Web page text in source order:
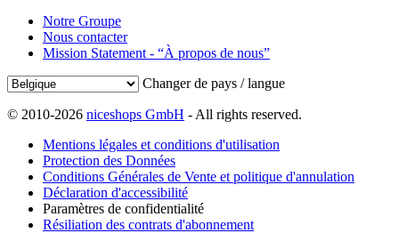
Notre Groupe
Nous contacter
Mission Statement - “À propos de nous”
Changer de pays / langue
© 2010-2026 niceshops GmbH - All rights reserved.
Mentions légales et conditions d'utilisation
Protection des Données
Conditions Générales de Vente et politique d'annulation
Déclaration d'accessibilité
Paramètres de confidentialité
Résiliation des contrats d'abonnement